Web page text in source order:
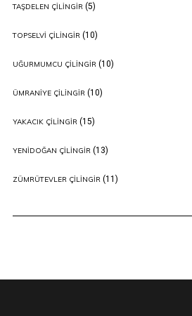
TAŞDELEN ÇILINGIR(5)
TOPSELVI ÇILINGIR(10)
UĞURMUMCU ÇILINGIR(10)
ÜMRANIYE ÇILINGIR(10)
YAKACIK ÇILINGIR(15)
YENIDOĞAN ÇILINGIR(13)
ZÜMRÜTEVLER ÇILINGIR(11)